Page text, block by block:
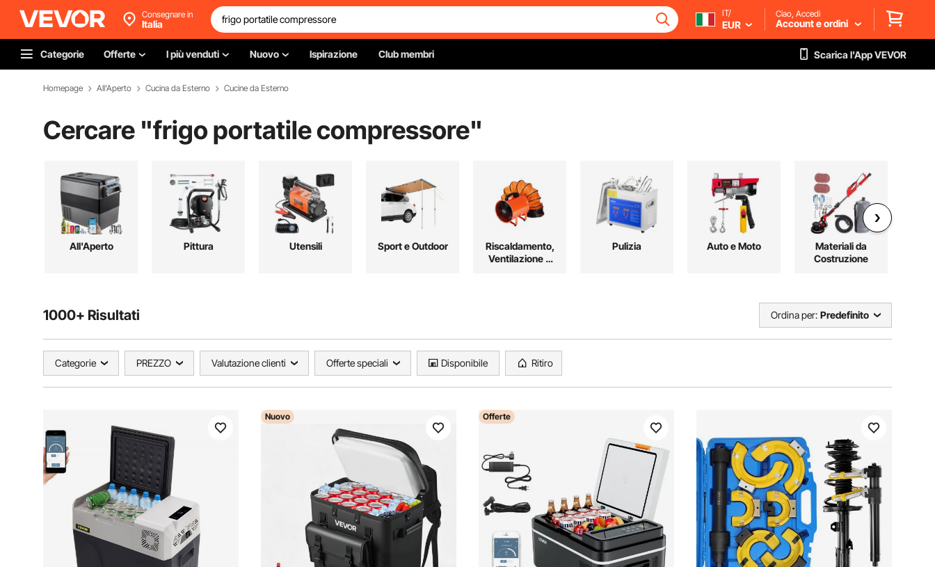
Consegnare in
Italia
IT/
EUR
Ciao, Accedi
Account e ordini
Categorie Offerte I più venduti Nuovo Ispirazione Club membri Scarica l'App VEVOR
Homepage All'Aperto Cucina da Esterno Cucine da Esterno
Cercare "frigo portatile compressore"
All'Aperto Pittura Utensili Sport e Outdoor
Riscaldamento,
Ventilazione e
Pulizia Auto e Moto
Materiali da
Costruzione
1000+ Risultati Ordina per: Predefinito
Categorie PREZZO Valutazione clienti Offerte speciali Disponibile Ritiro
Nuovo Offerte